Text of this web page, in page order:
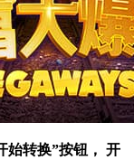
始转换”按钮， 开